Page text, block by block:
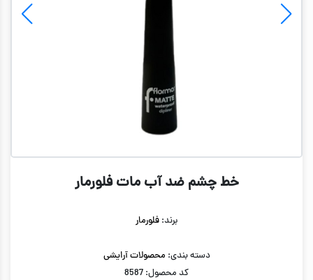
خط چشم ضد آب مات فلورمار
برند: فلورمار
دسته بندی: محصولات آرایشی
کد محصول: 8587